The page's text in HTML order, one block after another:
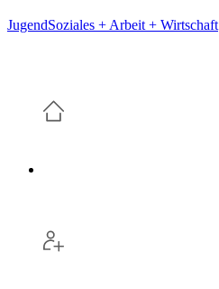
JugendSoziales + Arbeit + Wirtschaft